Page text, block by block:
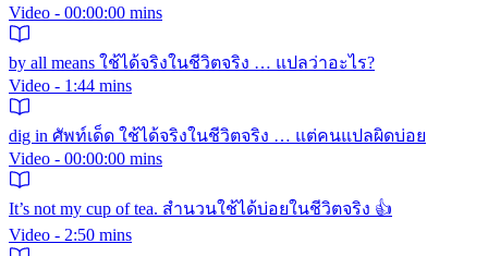
Video - 00:00:00 mins
by all means ใช้ได้จริงในชีวิตจริง … แปลว่าอะไร?
Video - 1:44 mins
dig in ศัพท์เด็ด ใช้ได้จริงในชีวิตจริง … แต่คนแปลผิดบ่อย
Video - 00:00:00 mins
It’s not my cup of tea. สำนวนใช้ได้บ่อยในชีวิตจริง 👍
Video - 2:50 mins